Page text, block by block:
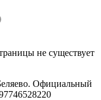
не существует
Официальный